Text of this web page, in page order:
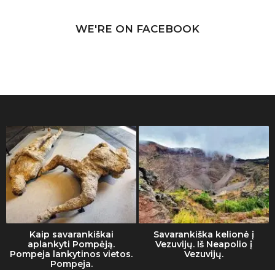
WE'RE ON FACEBOOK
Kaip savarankiškai
aplankyti Pompėją.
Pompeja lankytinos vietos.
Pompeja.
Savarankiška kelionė į
Vezuvijų. Iš Neapolio į
Vezuvijų.